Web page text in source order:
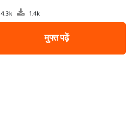
4.3k 1.4k
मुफ्त पढ़ें